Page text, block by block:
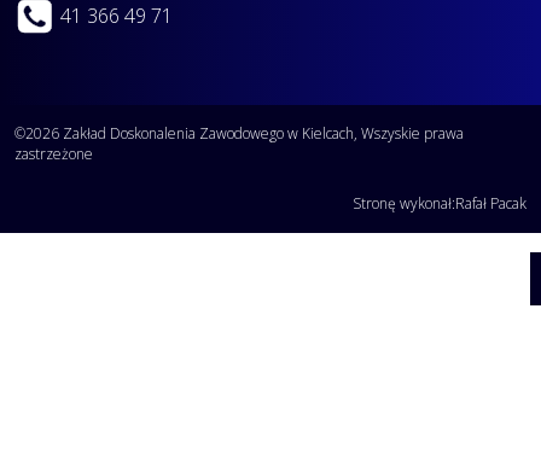
41 366 49 71
©2026 Zakład Doskonalenia Zawodowego w Kielcach, Wszyskie prawa
zastrzeżone
Stronę wykonał:Rafał Pacak